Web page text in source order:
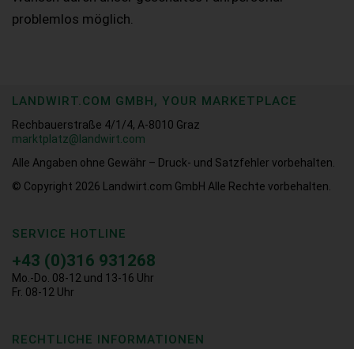
problemlos möglich.
LANDWIRT.COM GMBH, YOUR MARKETPLACE
Rechbauerstraße 4/1/4, A-8010 Graz
marktplatz@landwirt.com
Alle Angaben ohne Gewähr – Druck- und Satzfehler vorbehalten.
© Copyright 2026
Landwirt.com GmbH Alle Rechte vorbehalten.
SERVICE HOTLINE
+43 (0)316 931268
Mo.-Do. 08-12 und 13-16 Uhr
Fr. 08-12 Uhr
RECHTLICHE INFORMATIONEN